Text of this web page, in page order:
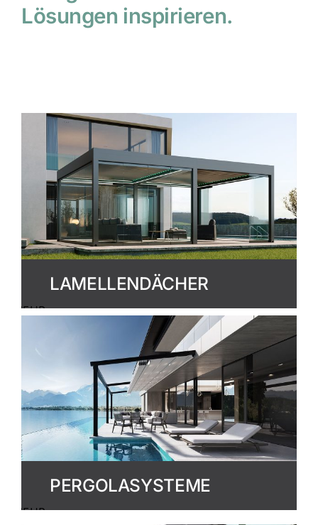
Lösungen inspirieren.
LAMELLENDÄCHER
MEHR
PERGOLASYSTEME
MEHR